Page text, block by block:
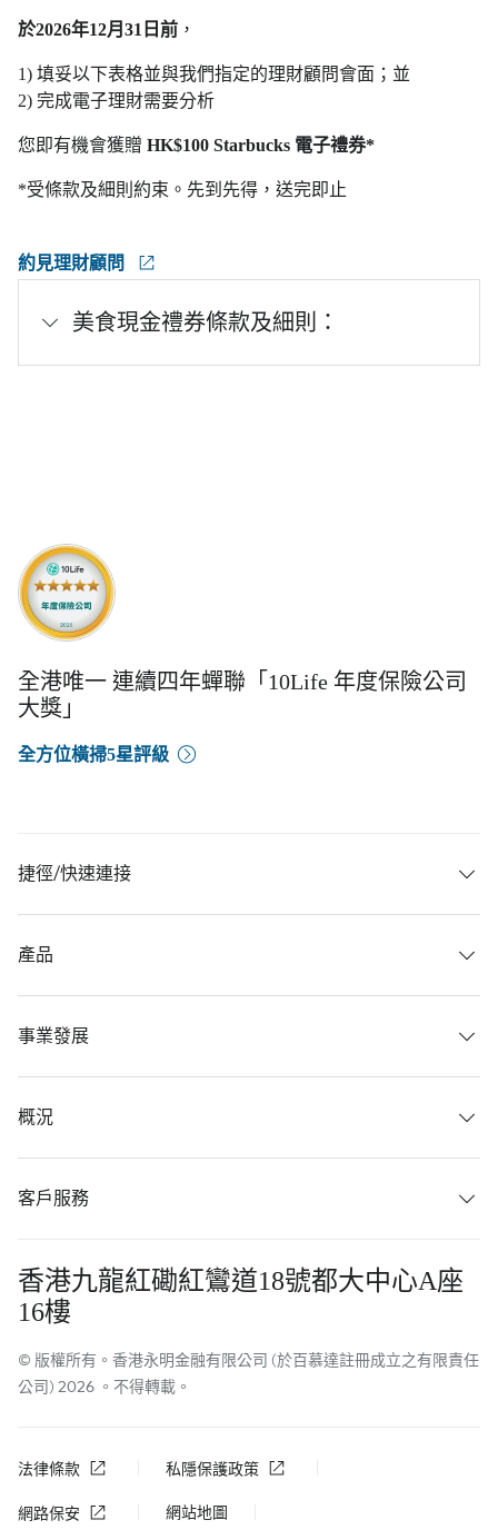
於2026年12月31日前 ，
1) 填妥以下表格並與我們指定的理財顧問會面；並
2) 完成電子理財需要分析
您即有機會獲贈 HK$100 Starbucks 電子禮券*
*受條款及細則約束。先到先得，送完即止
約見理財顧問
美食現金禮券條款及細則：
全港唯一 連續四年蟬聯「10Life 年度保險公司
大獎」
全方位橫掃5星評級
捷徑/快速連接
產品
事業發展
概況
客戶服務
香港九龍紅磡紅鸞道18號都大中心A座
16樓
© 版權所有。香港永明金融有限公司 (於百慕達註冊成立之有限責任
公司) 2026 。不得轉載。
法律條款 私隱保護政策
網路保安 網站地圖